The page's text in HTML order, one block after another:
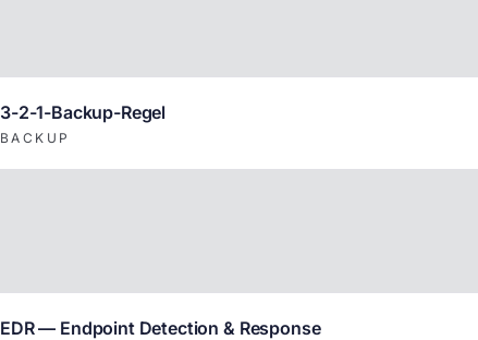
3-2-1-Backup-Regel
BACKUP
EDR — Endpoint Detection & Response